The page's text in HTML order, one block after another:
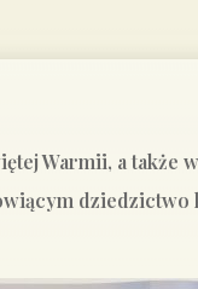
Warmii, a